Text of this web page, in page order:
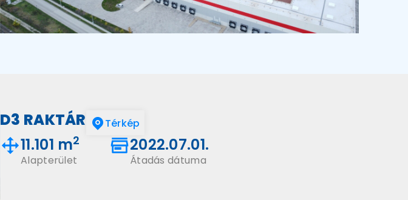
D3 RAKTÁR Térkép
11.101 m2
Alapterület
2022.07.01.
Átadás dátuma